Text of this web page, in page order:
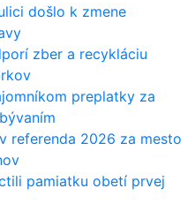
došlo k zmene
zber a recykláciu
preplatky za
referenda 2026 za mesto
pamiatku obetí prvej